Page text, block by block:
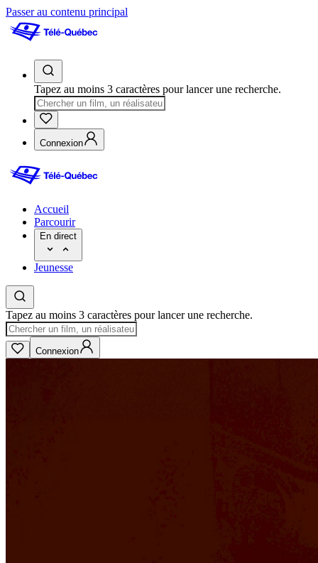
Passer au contenu principal
Tapez au moins 3 caractères pour lancer une recherche.
Connexion
Accueil
Parcourir
En direct
Jeunesse
Tapez au moins 3 caractères pour lancer une recherche.
Connexion